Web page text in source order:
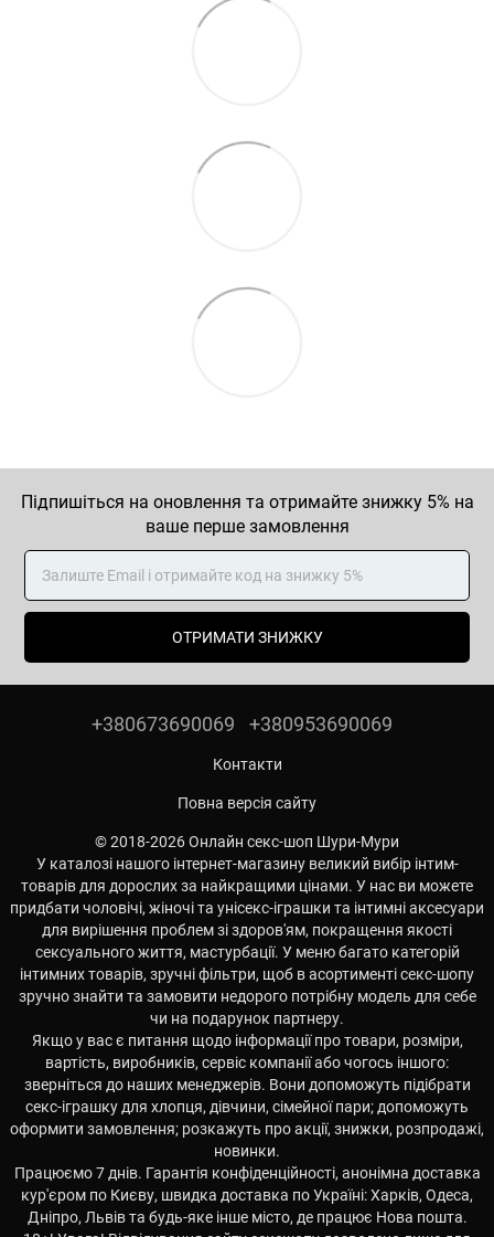
Підпишіться на оновлення та отримайте знижку 5% на
ваше перше замовлення
ОТРИМАТИ ЗНИЖКУ
+380673690069 +380953690069
Контакти
Повна версія сайту
© 2018-2026 Онлайн секс-шоп Шури-Мури
У каталозі нашого інтернет-магазину великий вибір інтим-
товарів для дорослих за найкращими цінами. У нас ви можете
придбати чоловічі, жіночі та унісекс-іграшки та інтимні аксесуари
для вирішення проблем зі здоров'ям, покращення якості
сексуального життя, мастурбації. У меню багато категорій
інтимних товарів, зручні фільтри, щоб в асортименті секс-шопу
зручно знайти та замовити недорого потрібну модель для себе
чи на подарунок партнеру.
Якщо у вас є питання щодо інформації про товари, розміри,
вартість, виробників, сервіс компанії або чогось іншого:
зверніться до наших менеджерів. Вони допоможуть підібрати
секс-іграшку для хлопця, дівчини, сімейної пари; допоможуть
оформити замовлення; розкажуть про акції, знижки, розпродажі,
новинки.
Працюємо 7 днів. Гарантія конфіденційності, анонімна доставка
кур'єром по Києву, швидка доставка по Україні: Харків, Одеса,
Дніпро, Львів та будь-яке інше місто, де працює Нова пошта.